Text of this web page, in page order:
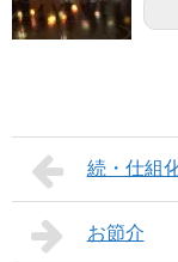
続・仕組
お節介